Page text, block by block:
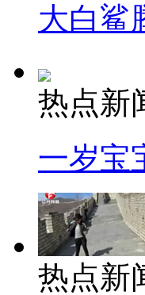
大白鲨
热点新
一岁宝
热点新